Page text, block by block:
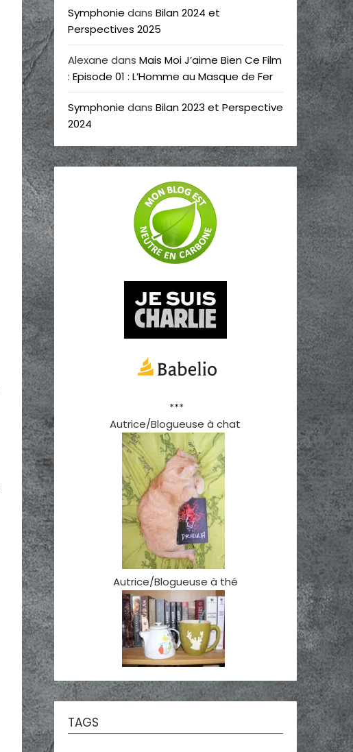
Symphonie dans Bilan 2024 et
Perspectives 2025
Alexane dans Mais Moi J’aime Bien Ce Film
: Episode 01 : L’Homme au Masque de Fer
Symphonie dans Bilan 2023 et Perspective
2024
***
Autrice/Blogueuse à chat
Autrice/Blogueuse à thé
TAGS